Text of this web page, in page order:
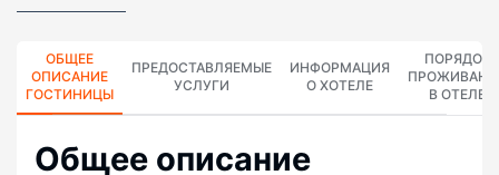
ОБЩЕЕ
ОПИСАНИЕ
ГОСТИНИЦЫ
ПРЕДОСТАВЛЯЕМЫЕ
УСЛУГИ
ИНФОРМАЦИЯ
О ХОТЕЛЕ
ПОРЯДОК
В ОТЕЛЕ
Общее описание